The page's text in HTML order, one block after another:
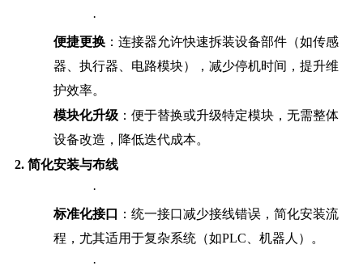
·
便捷更换：连接器允许快速拆装设备部件（如传感
器、执行器、电路模块），减少停机时间，提升维
护效率。
模块化升级：便于替换或升级特定模块，无需整体
设备改造，降低迭代成本。
2. 简化安装与布线
·
标准化接口
：统一接口减少接线错误，简化安装流
程，尤其适用于复杂系统（如PLC、机器人）。
·